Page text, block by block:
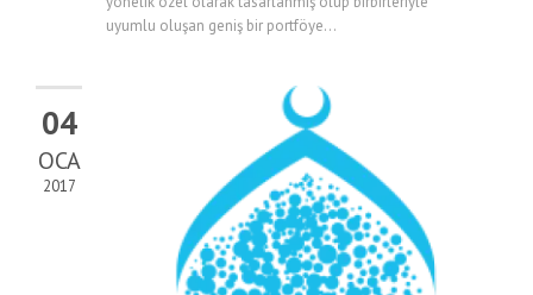
uyumlu oluşan geniş bir portföye...
04
OCA
2017